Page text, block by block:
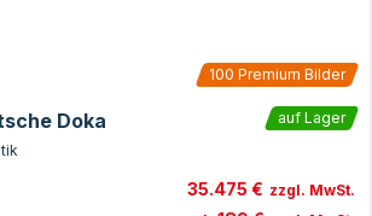
100 Premium Bilder
Doka
auf Lager
35.475 € zzgl. MwSt.